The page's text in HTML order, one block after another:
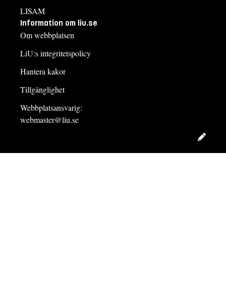
LISAM
Information om liu.se
Om webbplatsen
LiU:s integritetspolicy
Hantera kakor
Tillgänglighet
Webbplatsansvarig:
webmaster@liu.se